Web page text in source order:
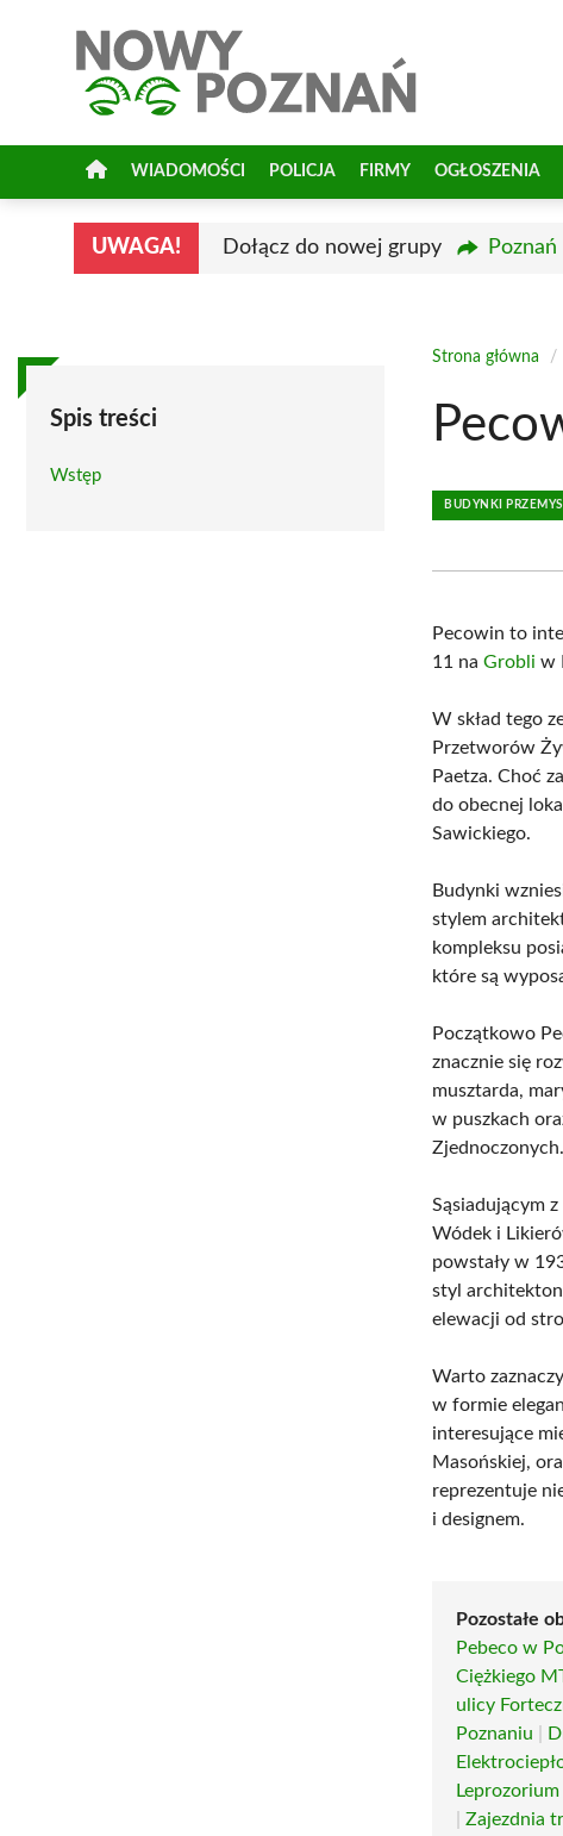
WIADOMOŚCI POLICJA FIRMY OGŁOSZENIA
UWAGA! Dołącz do nowej grupy
Spis treści
Wstęp
Strona główna /
BUDYNKI
Pecowin to
11 naGrobli w
W skład tego
Przetworów
Paetza. Choć
do obecnej
Sawickiego.
Budynki
stylem
kompleksu
które są
Początkowo
znacznie się
musztarda,
w puszkach
Zjednoczonych.
Sąsiadującym
Wódek i
powstały w
styl
elewacji od
Warto
w formie
interesujące
Masońskiej,
reprezentuje
i designem.
Pozostałe
Pebeco w
Ciężkiego
ulicy
Poznaniu
|Zajezdnia